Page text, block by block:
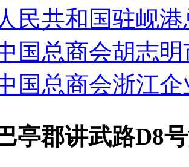
民共和国驻岘
国总商会胡志
国总商会浙江
亭郡讲武路D8